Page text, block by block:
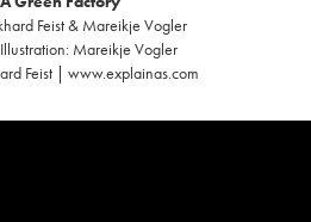
Feist & Mareikje Vogler
Mareikje Vogler
Feist | www.explainas.com